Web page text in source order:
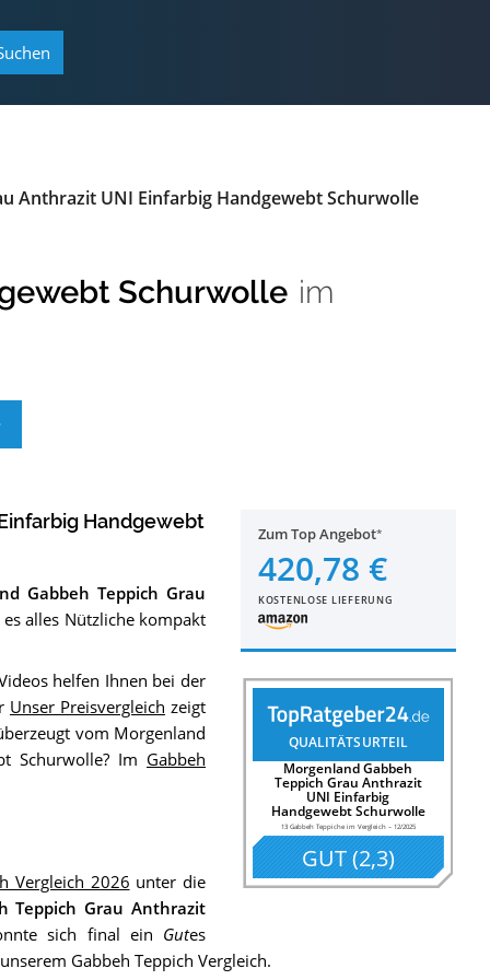
Anthrazit UNI Einfarbig Handgewebt Schurwolle
Schurwolle im
Zum Top Angebot
420,78 €
KOSTENLOSE LIEFERUNG
QUALITÄTSURTEIL
Morgenland Gabbeh
Teppich Grau Anthrazit
UNI Einfarbig
Handgewebt Schurwolle
13 Gabbeh Teppiche im Vergleich– 12/2025
GUT(2,3)
Handgewebt
Gabbeh Teppich Grau
alles Nützliche kompakt
helfen Ihnen bei der
Unser Preisvergleich zeigt
vom Morgenland
Schurwolle? Im Gabbeh
Vergleich 2026 unter die
Teppich Grau Anthrazit
sich final ein Gutes
Gabbeh Teppich Vergleich.